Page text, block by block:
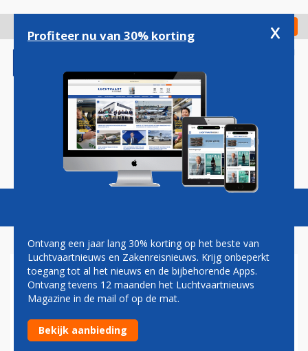
gaan
Check in
Magazine Podcasts Vacatures
NIKI ZIET AF VAN VLUCHTEN
VANAF BRATISLAVA
Profiteer nu van 30% korting x
Ontvang een jaar lang 30% korting op het beste van
Luchtvaartnieuws en Zakenreisnieuws. Krijg onbeperkt
toegang tot al het nieuws en de bijbehorende Apps.
Ontvang tevens 12 maanden het Luchtvaartnieuws
Magazine in de mail of op de mat.
Bekijk aanbieding